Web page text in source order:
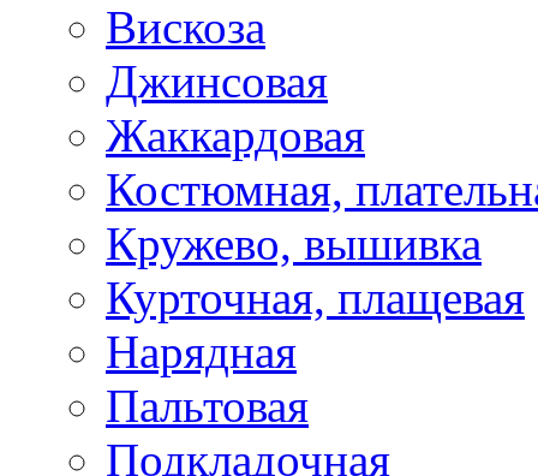
Вискоза
Джинсовая
Жаккардовая
Костюмная,
Кружево, вышивка
Курточная, плащевая
Нарядная
Пальтовая
Подкладочная